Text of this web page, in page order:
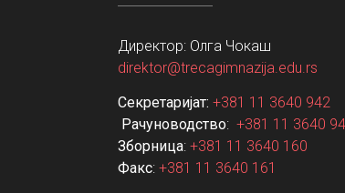
Директор: Олга Чокаш
direktor@trecagimnazija.edu.rs
Секретаријат: +381 11 3640 942
Рачуноводство: +381 11 3640
Зборница: +381 11 3640 160
Факс: +381 11 3640 161